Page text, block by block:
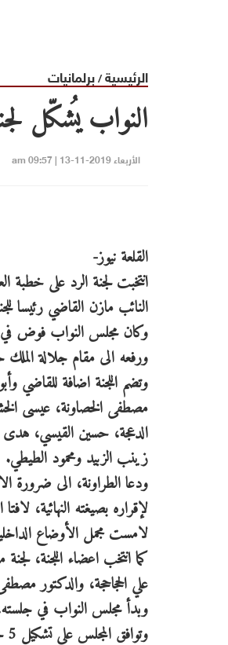
الرئيسية/برلمانيات
النواب يُشكّل
الأربعاء 2019-11-13 | 09:57 am
القلعة نيوز-
انتخبت لجنة الرد على
النائب مازن القاضي رئيسا
وكان مجلس النواب فوض في
ورفعه الى مقام جلالة الملك خلال 14 يوما من القاء
وتضم اللجنة اضافة للقاضي
مصطفى الخصاونة، عيسى
الدعجة، حسين القيسي، هدى
زينب الزبيد ومحمود الطيطي.
ودعا الطراونة، الى ضرورة
لإقراره بصيغته النهائية،
لامست مجمل الأوضاع
كما انتخب اعضاء اللجنة،
علي الحجاحجة، والدكتور
وبدأ مجلس النواب في